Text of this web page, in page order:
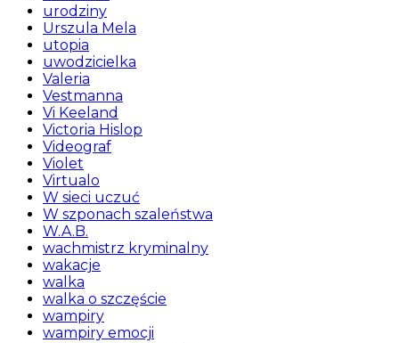
urodziny
Urszula Mela
utopia
uwodzicielka
Valeria
Vestmanna
Vi Keeland
Victoria Hislop
Videograf
Violet
Virtualo
W sieci uczuć
W szponach szaleństwa
W.A.B.
wachmistrz kryminalny
wakacje
walka
walka o szczęście
wampiry
wampiry emocji